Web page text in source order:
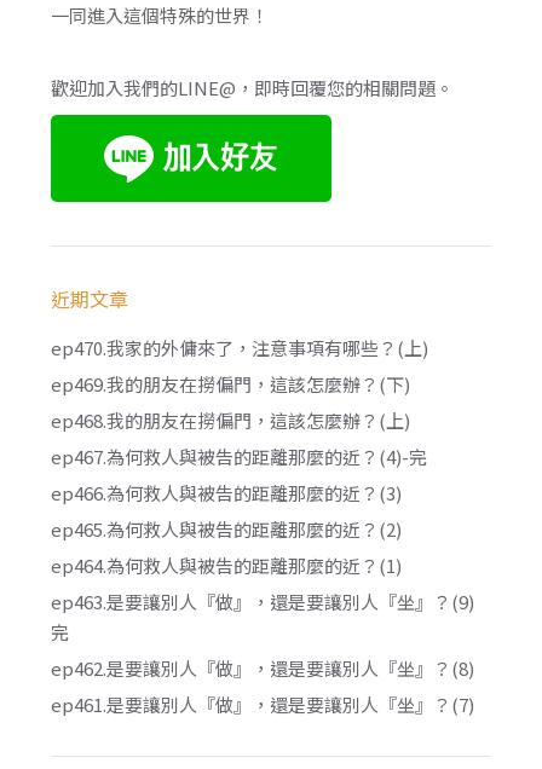
一同進入這個特殊的世界！
歡迎加入我們的LINE@，即時回覆您的相關問題。
近期文章
ep470.我家的外傭來了，注意事項有哪些？(上)
ep469.我的朋友在撈偏門，這該怎麼辦？(下)
ep468.我的朋友在撈偏門，這該怎麼辦？(上)
ep467.為何救人與被告的距離那麼的近？(4)-完
ep466.為何救人與被告的距離那麼的近？(3)
ep465.為何救人與被告的距離那麼的近？(2)
ep464.為何救人與被告的距離那麼的近？(1)
ep463.是要讓別人『做』，還是要讓別人『坐』？(9)
完
ep462.是要讓別人『做』，還是要讓別人『坐』？(8)
ep461.是要讓別人『做』，還是要讓別人『坐』？(7)